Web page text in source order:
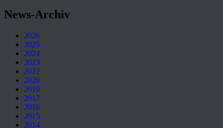
News-Archiv
2026
2025
2024
2023
2022
2020
2019
2017
2016
2015
2014